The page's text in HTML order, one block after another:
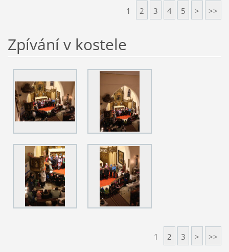
1 2 3 4 5 > >>
Zpívání v kostele
1 2 3 > >>